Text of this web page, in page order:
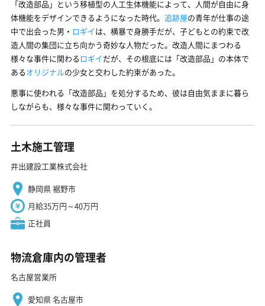
「改造部品」という移植型の人工生体機能によって、人間が自由に身
体機能をデザインできるようになった時代。 追跡屋の青年が仕事の途
中で出会った男・ ロギイは、横暴で身勝手だが、子どもとの約束で改
造人間の集団に立ち向かう奇妙な人物だった。改造人間にまつわる
様々な事件に関わる ロギイだが、その根底には「改造部品」の本体で
あるオリジナルの少女と交わした約束があった。
悪事に使われる「改造部品」を処分するため、彼は自由気ままに暮ら
しながらも、様々な事件に関わっていく。
土木施工管理
井出建設工業株式会社
静岡県 裾野市
月給35万円～40万円
正社員
物流倉庫内の管理者
名古屋営業所
愛知県 名古屋市